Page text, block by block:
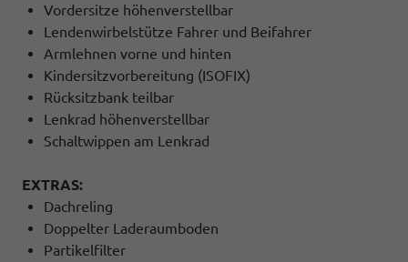
Vordersitze höhenverstellbar
Lendenwirbelstütze Fahrer und Beifahrer
Armlehnen vorne und hinten
Kindersitzvorbereitung (ISOFIX)
Rücksitzbank teilbar
Lenkrad höhenverstellbar
Schaltwippen am Lenkrad
EXTRAS:
Dachreling
Doppelter Laderaumboden
Partikelfilter